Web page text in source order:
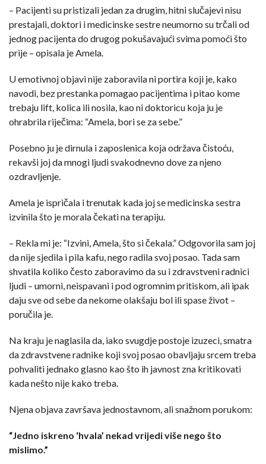
– Pacijenti su pristizali jedan za drugim, hitni slučajevi nisu
prestajali, doktori i medicinske sestre neumorno su trčali od
jednog pacijenta do drugog pokušavajući svima pomoći što
prije – opisala je Amela.
U emotivnoj objavi nije zaboravila ni portira koji je, kako
navodi, bez prestanka pomagao pacijentima i pitao kome
trebaju lift, kolica ili nosila, kao ni doktoricu koja ju je
ohrabrila riječima: “Amela, bori se za sebe.”
Posebno ju je dirnula i zaposlenica koja održava čistoću,
rekavši joj da mnogi ljudi svakodnevno dove za njeno
ozdravljenje.
Amela je ispričala i trenutak kada joj se medicinska sestra
izvinila što je morala čekati na terapiju.
– Rekla mi je: “Izvini, Amela, što si čekala.” Odgovorila sam joj
da nije sjedila i pila kafu, nego radila svoj posao. Tada sam
shvatila koliko često zaboravimo da su i zdravstveni radnici
ljudi – umorni, neispavani i pod ogromnim pritiskom, ali ipak
daju sve od sebe da nekome olakšaju bol ili spase život –
poručila je.
Na kraju je naglasila da, iako svugdje postoje izuzeci, smatra
da zdravstvene radnike koji svoj posao obavljaju srcem treba
pohvaliti jednako glasno kao što ih javnost zna kritikovati
kada nešto nije kako treba.
Njena objava završava jednostavnom, ali snažnom porukom:
“Jedno iskreno ‘hvala’ nekad vrijedi više nego što
mislimo.”